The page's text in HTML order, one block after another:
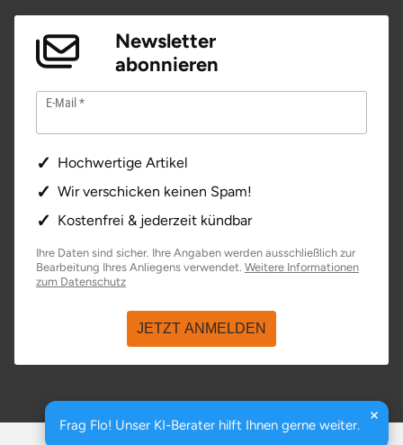
Frag Flo! Unser KI-Berater hilft Ihnen gerne weiter.
Newsletter
abonnieren
E-Mail
Hochwertige Artikel
Wir verschicken keinen Spam!
Kostenfrei & jederzeit kündbar
Ihre Daten sind sicher. Ihre Angaben werden ausschließlich zur
Bearbeitung Ihres Anliegens verwendet. Weitere Informationen
zum Datenschutz
JETZT ANMELDEN
basenio.de 99084
Stendal
Stettiner Haff
Stormarn
Tannheimer Tal